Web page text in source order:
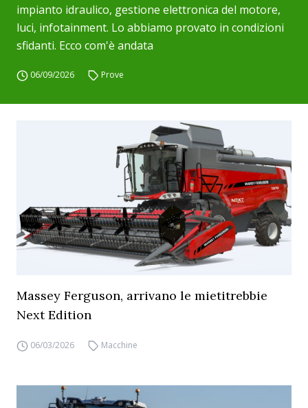
impianto idraulico, gestione elettronica del motore,
luci, infotainment. Lo abbiamo provato in condizioni
sfidanti. Ecco com'è andata
06/09/2026 Prove
Massey Ferguson, arrivano le mietitrebbie
Next Edition
06/03/2026 Macchine